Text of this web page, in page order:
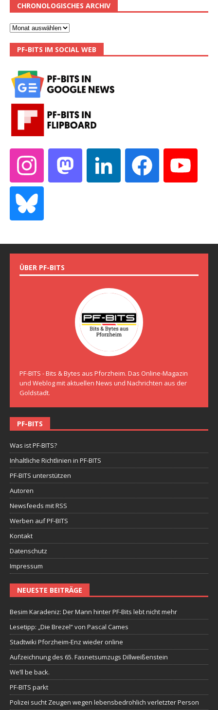
CHRONOLOGISCHES ARCHIV
PF-BITS IM SOCIAL WEB
ÜBER PF-BITS
PF-BITS - Bits & Bytes aus Pforzheim. Das Online-Magazin
und Weblog mit aktuellen News und Nachrichten aus der
Goldstadt.
PF-BITS
Was ist PF-BITS?
Inhaltliche Richtlinien in PF-BITS
PF-BITS unterstützen
Autoren
Newsfeeds mit RSS
Werben auf PF-BITS
Kontakt
Datenschutz
Impressum
NEUESTE BEITRÄGE
Besim Karadeniz: Der Mann hinter PF-Bits lebt nicht mehr
Lesetipp: „Die Brezel“ von Pascal Cames
Stadtwiki Pforzheim-Enz wieder online
Aufzeichnung des 65. Fasnetsumzugs Dillweißenstein
We’ll be back.
PF-BITS parkt
Polizei sucht Zeugen wegen lebensbedrohlich verletzter Person